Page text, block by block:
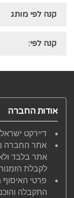
קנה לפי מותג
קנה לפי:
אודות החברה
דיירקט
אתר החברה
אתר בלבד
לקבלת
פרטי
התקבלה